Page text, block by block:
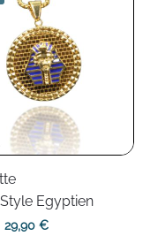
34,90 €.
Egyptien
Le
29,90€Le